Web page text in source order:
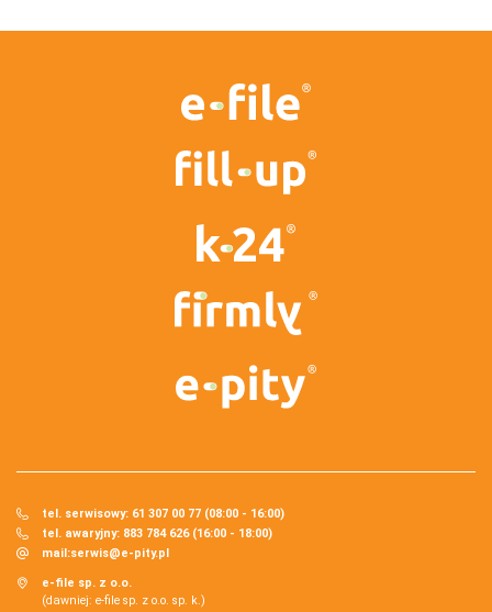
tel. serwisowy: 61 307 00 77 (08:00 - 16:00)
tel. awaryjny: 883 784 626 (16:00 - 18:00)
mail:serwis@e-pity.pl
e-file sp. z o.o.
(dawniej: e-file sp. z o.o. sp. k.)